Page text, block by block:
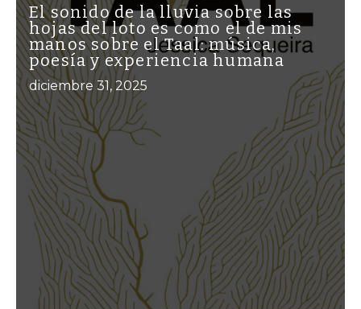
El sonido de la lluvia sobre las
hojas del loto es como el de mis
manos sobre el Taal: música,
poesía y experiencia humana
diciembre 31, 2025